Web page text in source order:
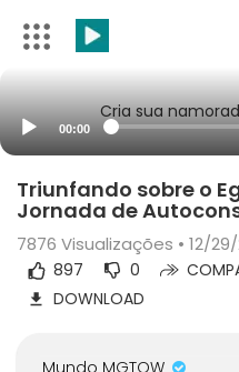
Cria sua
00:00
Triunfando sobre o
Jornada de
7876 Visualizações • 12/
897 0
DOWNLOAD
Mundo MGTOW